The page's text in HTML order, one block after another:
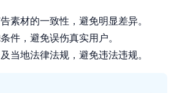
素材的一致性，避免明显差异。
件，避免误伤真实用户。
当地法律法规，避免违法违规。